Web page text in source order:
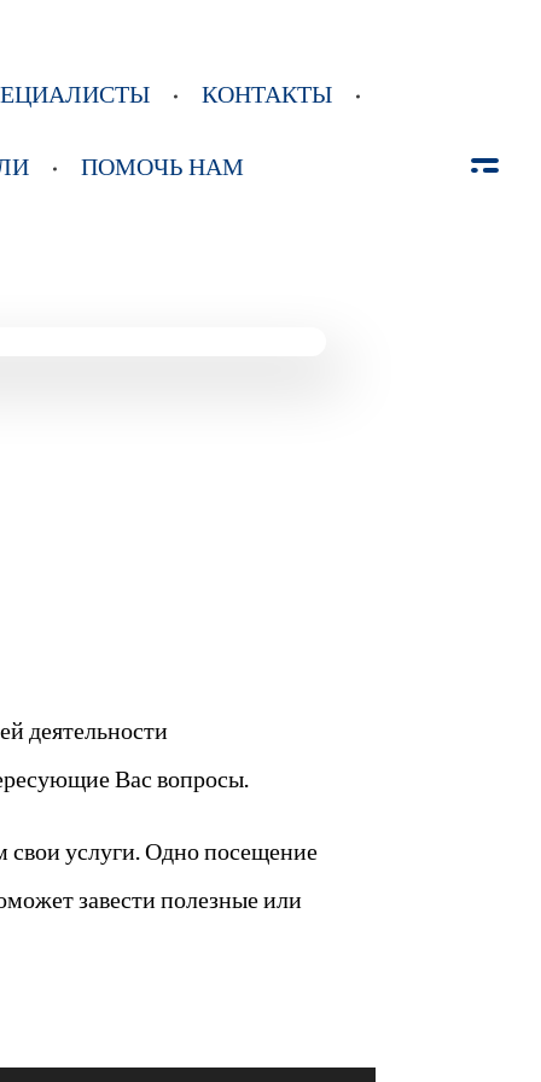
КОНТАКТЫ
ПОМОЧЬ НАМ
деятельности
Вас вопросы.
свои услуги. Одно посещение
завести полезные или